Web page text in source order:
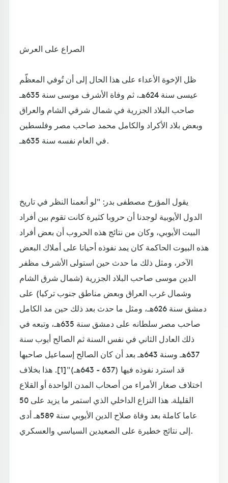
الصراع على العرش
ظل الإخوة الأعداء على هذا الحال إلى أن تُوفي المعظّم
عيسى سنة 624هـ، ثم وفاة الأشرف موسى سنة 635هـ
صاحب البلاد الجزرية في شمال شرقي الشام والعراق
وبعض بلاد الأكراد والكامل محمد صاحب مصر وفلسطين
في العام نفسه سنة 635هـ.
يقول المؤرخ مصطفى بدر: "لو أنعمنا النظر في تاريخ
الدول الأيوبية لوجدنا أن حروبا كثيرة كانت تقوم بين أفراد
البيت الأيوبي، وكان من نتائج هذه الحروب أن بعض أفراد
هذه البيوت الحاكمة كان يمد نفوذه أحيانا على أملاك البعض
الآخر، ومثل ذلك ما حدث حين استولى الأشرف مظفر
الدين موسى صاحب البلاد الجزرية (شمال شرق الشام
وشمال غرب العراق وبعض مناطق جنوب تركيا) على
دمشق سنة 626هـ، ومثل ما حدث بعد ذلك حين مد الكامل
صاحب مصر سلطانه على دمشق سنة 635هـ، وتبعه في
ذلك العادل الثاني في نفس السنة ثم الصالح أيوب سنة
637هـ وسنة 643هـ بعد أن كان الصالح إسماعيل صاحبها
قد استرد نفوذه فيها (637 - 643هـ)"[1]. هذا بخلاف
اختلاف صغار الأمراء من أصحاب المدن الواحدة أو القلاع
القليلة. هذا النزاع الداخلي الذي استمر ما يزيد على 50
عاما كاملة بعد وفاة صلاح الدين الأيوبي سنة 589هـ أدى
إلى نتائج خطيرة على الصعيدين السياسي والعسكري.